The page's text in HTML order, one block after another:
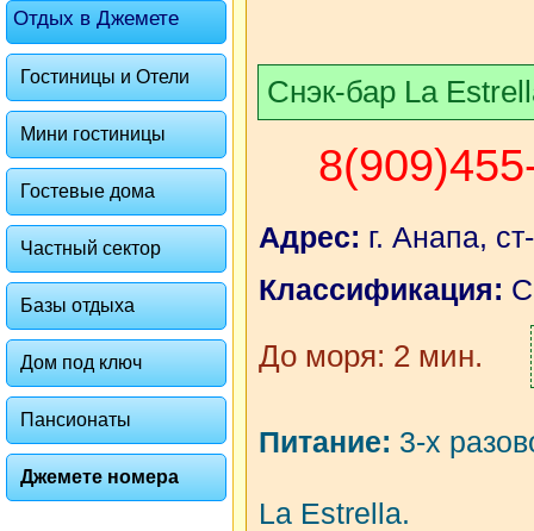
Отдых в Джемете
Гостиницы и Отели
Мини гостиницы
Гостевые дома
Частный сектор
Базы отдыха
Дом под ключ
Пансионаты
Джемете номера
Снэк-бар La
Адрес: г. Анапа,
Классификация:
До моря: 2 мин.
Питание: 3-х
La Estrella.